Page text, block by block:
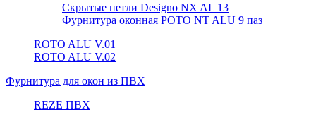
Скрытые петли Designo NX AL 13
Фурнитура оконная РОТО NT ALU 9 паз
ROTO ALU V.01
ROTO ALU V.02
Фурнитура для окон из ПВХ
REZE ПВХ